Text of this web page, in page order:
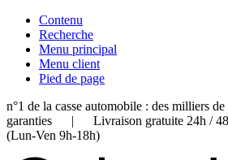
Contenu
Recherche
Menu principal
Menu client
Pied de page
n°1 de la casse automobile : des milliers
garanties | Livraison gratuite 24h /
(Lun-Ven 9h-18h)